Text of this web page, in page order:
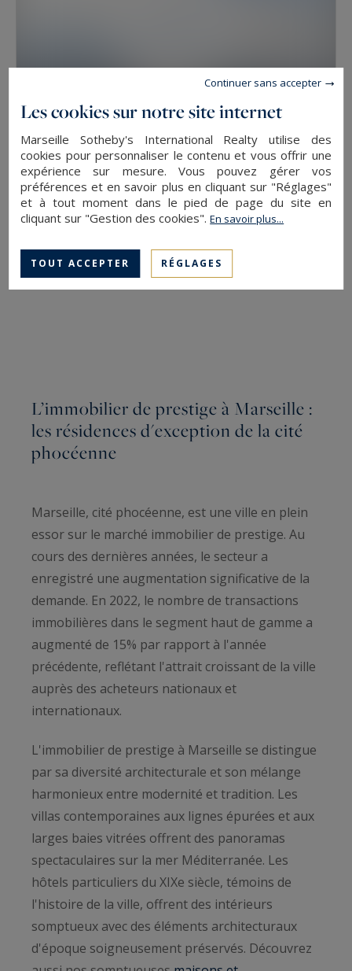
Marseille 8
APPARTEMENT DE LUXE 180M² 5PIÈCES
2 790 000 €
L’immobilier de prestige à Marseille :
les résidences d'exception de la cité
phocéenne
Marseille, cité phocéenne, est une ville en plein
essor sur le marché immobilier de prestige. Au
cours des dernières années, le secteur a
enregistré une augmentation significative de la
demande. En 2022, le nombre de transactions
immobilières dans le segment haut de gamme a
augmenté de 15% par rapport à l'année
précédente, reflétant l'attrait croissant de la ville
auprès des acheteurs nationaux et
internationaux.
L'immobilier de prestige à Marseille se distingue
par sa diversité architecturale et son mélange
harmonieux entre modernité et tradition. Les
villas contemporaines aux lignes épurées et aux
larges baies vitrées offrent des panoramas
spectaculaires sur la mer Méditerranée. Les
hôtels particuliers du XIXe siècle, témoins de
l'histoire de la ville, offrent des intérieurs
somptueux avec des éléments architecturaux
d'époque soigneusement préservés. Découvrez
Les cookies sur notre site internet
Marseille Sotheby's International Realty utilise des
cookies pour personnaliser le contenu et vous offrir une
expérience sur mesure. Vous pouvez gérer vos
préférences et en savoir plus en cliquant sur "Réglages"
et à tout moment dans le pied de page du site en
cliquant sur "Gestion des cookies".En savoir plus...
TOUT ACCEPTER RÉGLAGES
Continuer sans accepter